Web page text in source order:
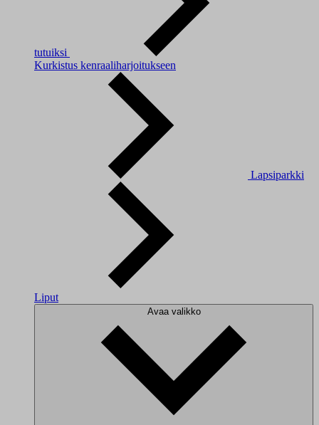
tutuiksi
Kurkistus kenraaliharjoitukseen
Lapsiparkki
Liput
Avaa valikko